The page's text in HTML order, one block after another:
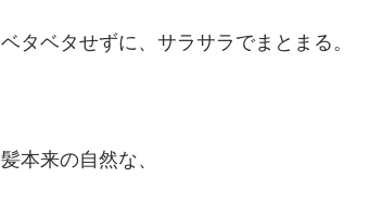
ベタベタせずに、サラサラでまとまる。
髪本来の自然な、